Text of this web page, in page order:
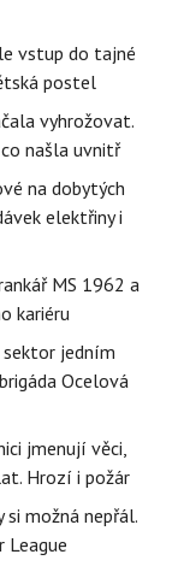
vstup do tajné
postel
vyhrožovat.
našla uvnitř
na dobytých
elektřiny i
MS 1962 a
kariéru
jedním
Ocelová
jmenují věci,
Hrozí i požár
si možná nepřál.
League